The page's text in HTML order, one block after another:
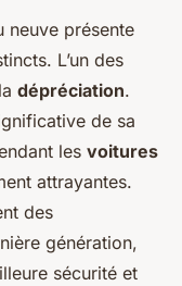
neuve présente
L’un des
dépréciation.
de sa
les voitures
attrayantes.
des
génération,
sécurité et